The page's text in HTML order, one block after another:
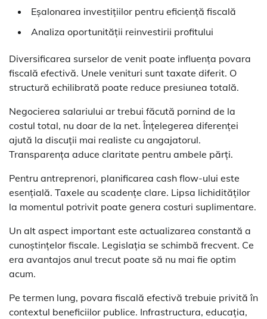
Eșalonarea investițiilor pentru eficiență fiscală
Analiza oportunității reinvestirii profitului
Diversificarea surselor de venit poate influența povara
fiscală efectivă. Unele venituri sunt taxate diferit. O
structură echilibrată poate reduce presiunea totală.
Negocierea salariului ar trebui făcută pornind de la
costul total, nu doar de la net. Înțelegerea diferenței
ajută la discuții mai realiste cu angajatorul.
Transparența aduce claritate pentru ambele părți.
Pentru antreprenori, planificarea cash flow-ului este
esențială. Taxele au scadențe clare. Lipsa lichidităților
la momentul potrivit poate genera costuri suplimentare.
Un alt aspect important este actualizarea constantă a
cunoștințelor fiscale. Legislația se schimbă frecvent. Ce
era avantajos anul trecut poate să nu mai fie optim
acum.
Pe termen lung, povara fiscală efectivă trebuie privită în
contextul beneficiilor publice. Infrastructura, educația,